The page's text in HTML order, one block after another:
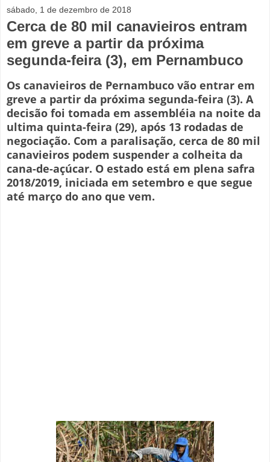
sábado, 1 de dezembro de 2018
Cerca de 80 mil canavieiros entram
em greve a partir da próxima
segunda-feira (3), em Pernambuco
Os canavieiros de Pernambuco vão entrar em
greve a partir da próxima segunda-feira (3). A
decisão foi tomada em assembléia na noite da
ultima quinta-feira (29), após 13 rodadas de
negociação. Com a paralisação, cerca de 80 mil
canavieiros podem suspender a colheita da
cana-de-açúcar. O estado está em plena safra
2018/2019, iniciada em setembro e que segue
até março do ano que vem.